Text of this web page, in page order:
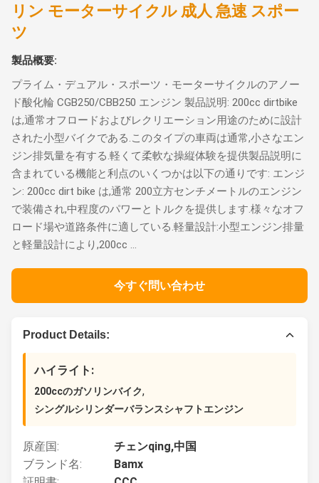
リン モーターサイクル 成人 急速 スポー
ツ
製品概要:
プライム・デュアル・スポーツ・モーターサイクルのアノー
ド酸化輪 CGB250/CBB250 エンジン 製品説明: 200cc dirtbike
は,通常オフロードおよびレクリエーション用途のために設計
された小型バイクである.このタイプの車両は通常,小さなエン
ジン排気量を有する.軽くて柔軟な操縦体験を提供製品説明に
含まれている機能と利点のいくつかは以下の通りです: エンジ
ン: 200cc dirt bike は,通常 200立方センチメートルのエンジン
で装備され,中程度のパワーとトルクを提供します.様々なオフ
ロード場や道路条件に適している.軽量設計:小型エンジン排量
と軽量設計により,200cc ...
今すぐ問い合わせ
Product Details:
ハイライト:
200ccのガソリンバイク,
シングルシリンダーバランスシャフトエンジン
原産国:
チェンqing,中国
ブランド名:
Bamx